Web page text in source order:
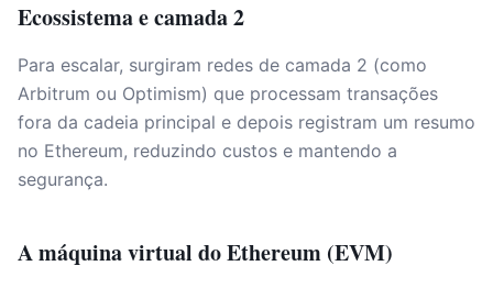
Ecossistema e camada 2
Para escalar, surgiram redes de camada 2 (como
Arbitrum ou Optimism) que processam transações
fora da cadeia principal e depois registram um resumo
no Ethereum, reduzindo custos e mantendo a
segurança.
A máquina virtual do Ethereum (EVM)